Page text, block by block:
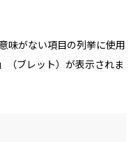
味がない項目の列挙に使用
（ブレット）が表示されま